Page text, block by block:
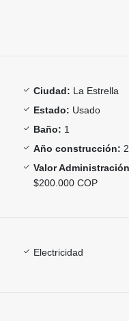
Ciudad: La Estrella
Estado: Usado
Baño: 1
Año construcción:
Valor
$200.000 COP
Electricidad